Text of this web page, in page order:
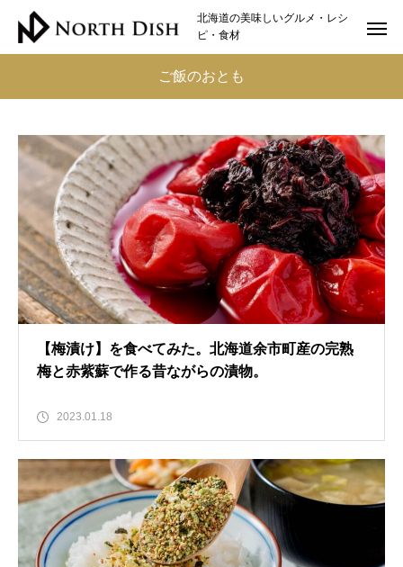
北海道の美味しいグルメ・レシ
ピ・食材
ご飯のおとも
【梅漬け】を食べてみた。北海道余市町産の完熟
梅と赤紫蘇で作る昔ながらの漬物。
2023.01.18